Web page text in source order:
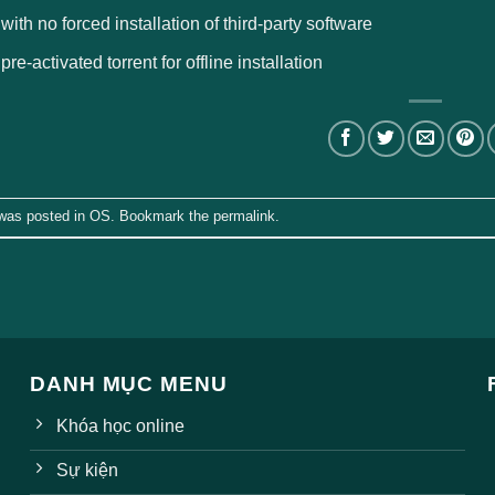
no forced installation of third-party software
activated torrent for offline installation
posted in OS. Bookmark the permalink.
DANH MỤC MENU
Khóa học online
Sự kiện